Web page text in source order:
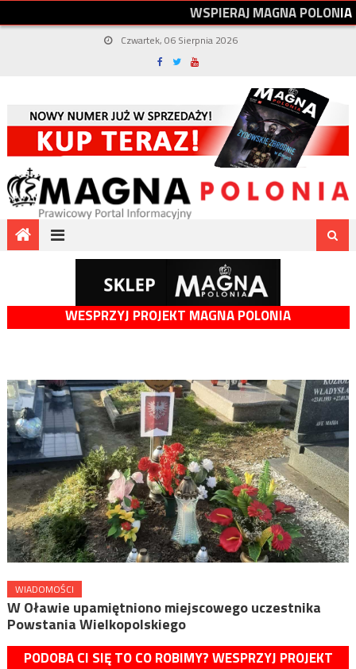
WSPIERAJMAGNAPOLONIA
Czwartek, 06 Sierpnia 2026
WESPRZYJ PROJEKT MAGNA POLONIA
WIADOMOŚCI
W Oławie upamiętniono miejscowego uczestnika
Powstania Wielkopolskiego
PODOBA CI SIĘ TO CO ROBIMY? WESPRZYJ PROJEKT